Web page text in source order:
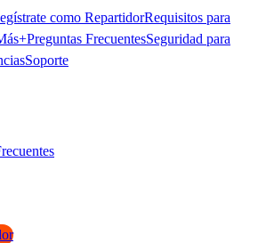
como RepartidorRequisitos para
Preguntas FrecuentesSeguridad para
Soporte